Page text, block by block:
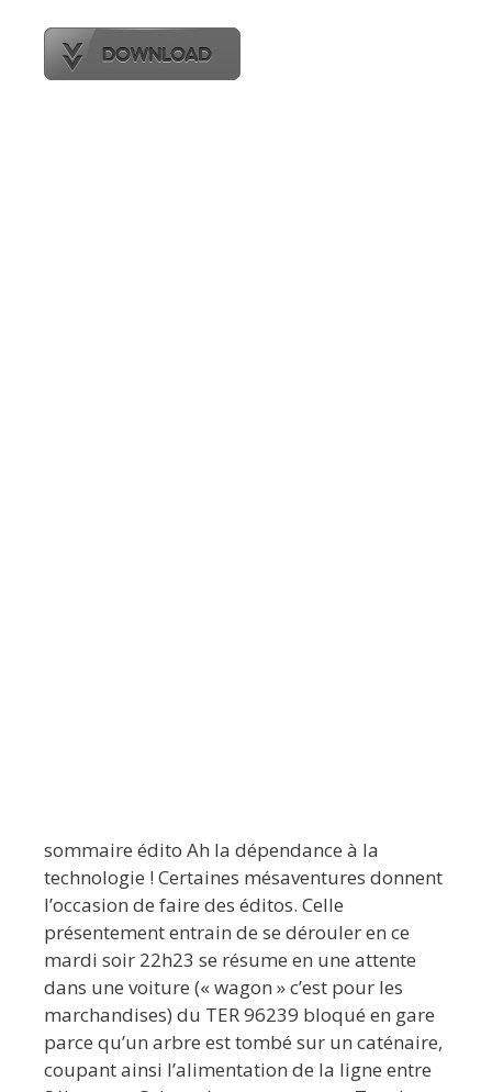
sommaire édito Ah la dépendance à la
technologie ! Certaines mésaventures donnent
l’occasion de faire des éditos. Celle
présentement entrain de se dérouler en ce
mardi soir 22h23 se résume en une attente
dans une voiture (« wagon » c’est pour les
marchandises) du TER 96239 bloqué en gare
parce qu’un arbre est tombé sur un caténaire,
coupant ainsi l’alimentation de la ligne entre